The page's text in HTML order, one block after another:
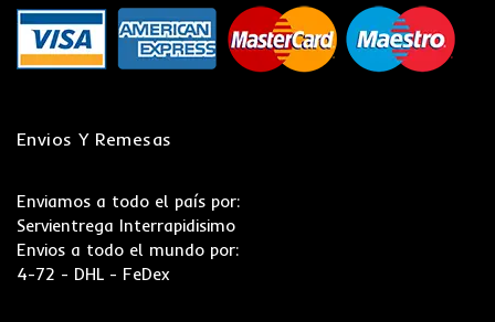
Envios Y Remesas
Enviamos a todo el país por:
Servientrega Interrapidisimo
Envios a todo el mundo por:
4-72 - DHL - FeDex